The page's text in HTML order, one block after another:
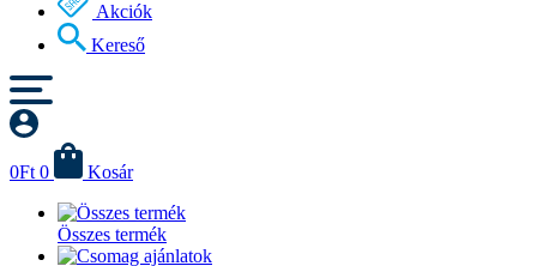
Akciók
Kereső
0Ft 0 Kosár
Összes termék